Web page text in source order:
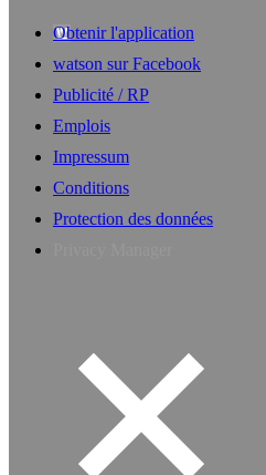
Obtenir l'application
watson sur Facebook
Publicité / RP
Emplois
Impressum
Conditions
Protection des données